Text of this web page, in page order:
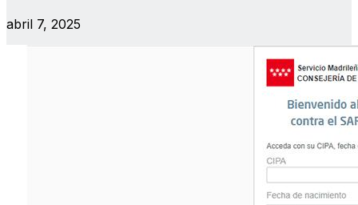
abril 7, 2025